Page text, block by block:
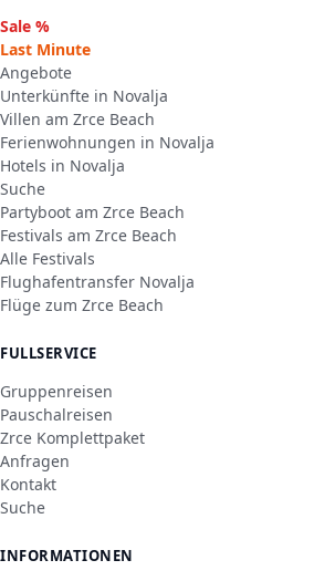
Sale %
Last Minute
Angebote
Unterkünfte in Novalja
Villen am Zrce Beach
Ferienwohnungen in Novalja
Hotels in Novalja
Suche
Partyboot am Zrce Beach
Festivals am Zrce Beach
Alle Festivals
Flughafentransfer Novalja
Flüge zum Zrce Beach
FULLSERVICE
Gruppenreisen
Pauschalreisen
Zrce Komplettpaket
Anfragen
Kontakt
Suche
INFORMATIONEN